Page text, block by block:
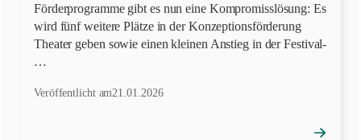
Förderprogramme gibt es nun eine Kompromisslösung: Es
wird fünf weitere Plätze in der Konzeptionsförderung
Theater geben sowie einen kleinen Anstieg in der Festival-
…
Veröffentlicht am21.01.2026
→